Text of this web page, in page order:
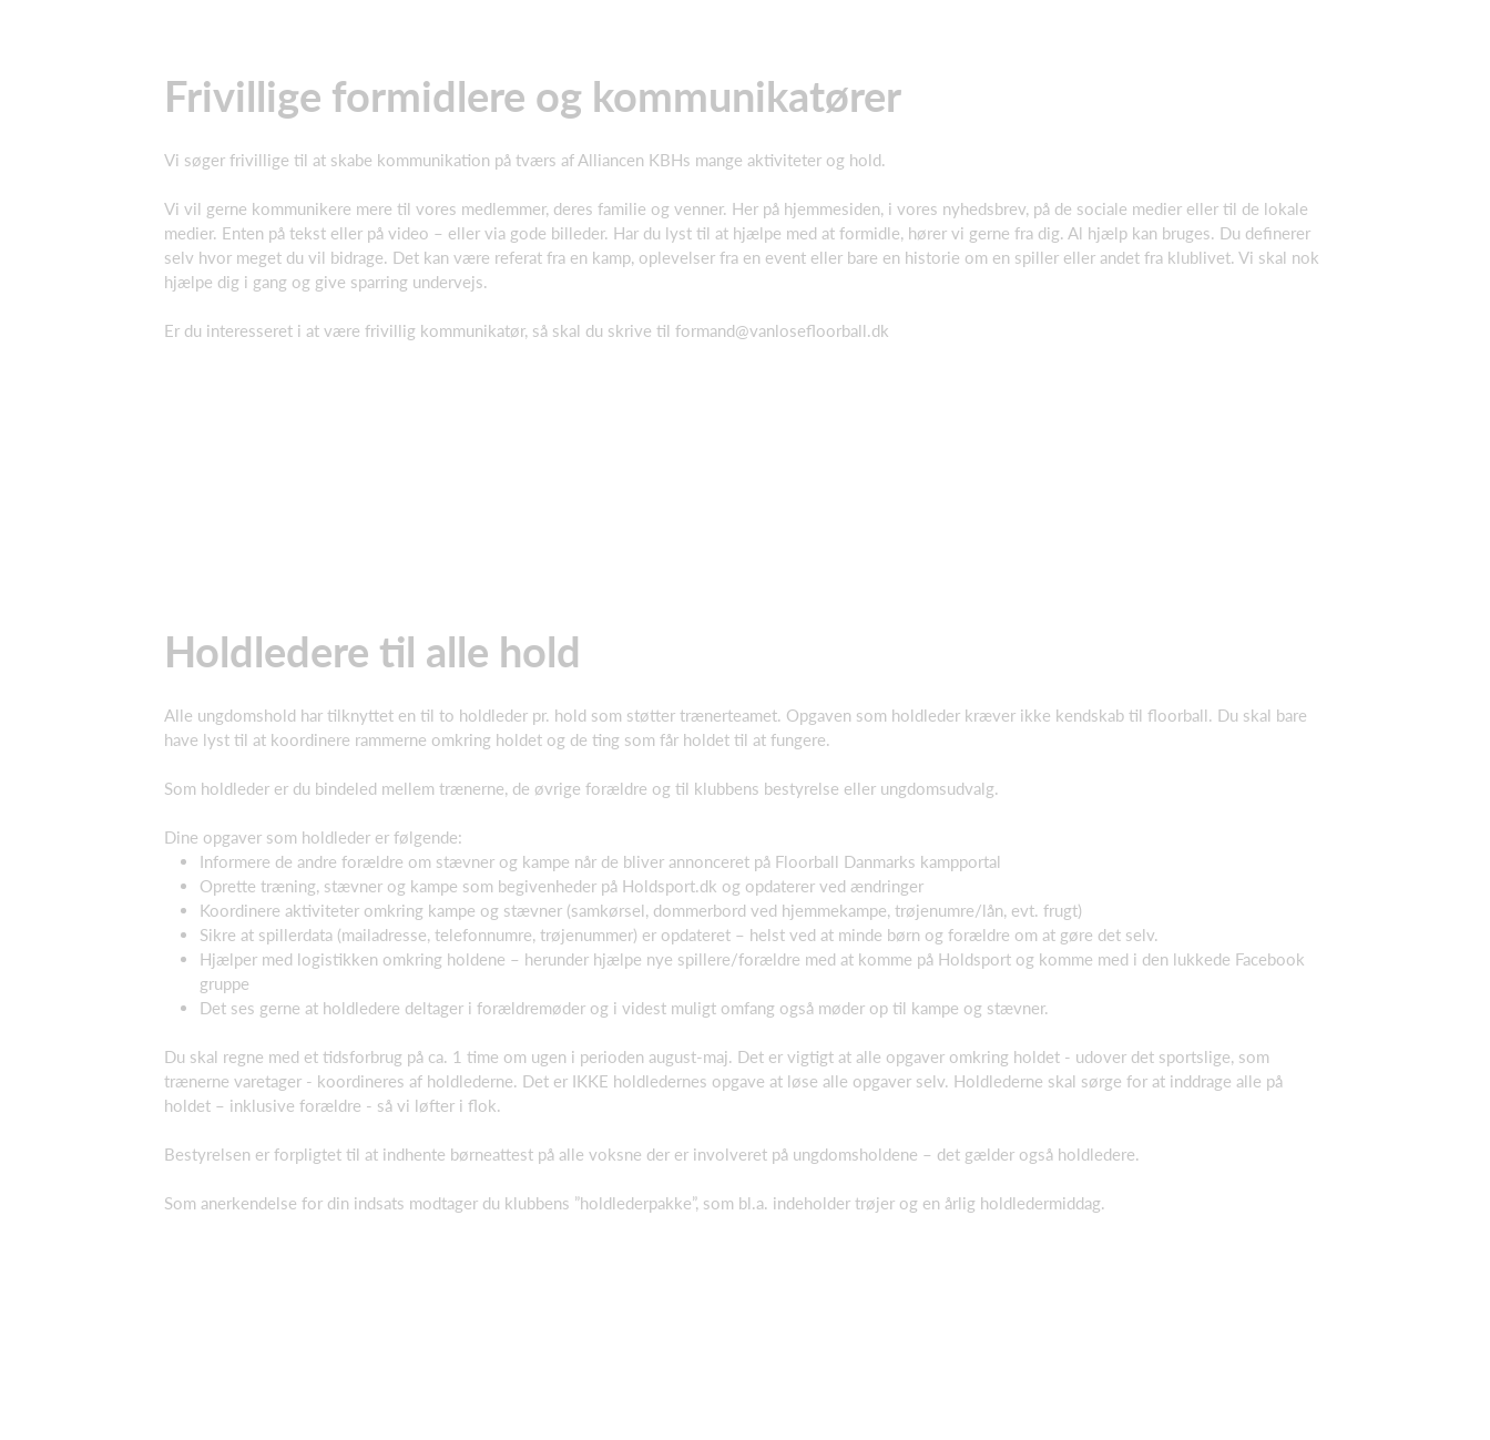
Frivillige formidlere og kommunikatører
Vi søger frivillige til at skabe kommunikation på tværs af Alliancen KBHs mange aktiviteter og hold.
Vi vil gerne kommunikere mere til vores medlemmer, deres familie og venner. Her på hjemmesiden, i vores nyhedsbrev, på de sociale medier eller til de lokale
medier. Enten på tekst eller på video – eller via gode billeder. Har du lyst til at hjælpe med at formidle, hører vi gerne fra dig. Al hjælp kan bruges. Du definerer
selv hvor meget du vil bidrage. Det kan være referat fra en kamp, oplevelser fra en event eller bare en historie om en spiller eller andet fra klublivet. Vi skal nok
hjælpe dig i gang og give sparring undervejs.
Er du interesseret i at være frivillig kommunikatør, så skal du skrive til formand@vanlosefloorball.dk
Holdledere til alle hold
Alle ungdomshold har tilknyttet en til to holdleder pr. hold som støtter trænerteamet. Opgaven som holdleder kræver ikke kendskab til floorball. Du skal bare
have lyst til at koordinere rammerne omkring holdet og de ting som får holdet til at fungere.
Som holdleder er du bindeled mellem trænerne, de øvrige forældre og til klubbens bestyrelse eller ungdomsudvalg.
Dine opgaver som holdleder er følgende:
Informere de andre forældre om stævner og kampe når de bliver annonceret på Floorball Danmarks kampportal
Oprette træning, stævner og kampe som begivenheder på Holdsport.dk og opdaterer ved ændringer
Koordinere aktiviteter omkring kampe og stævner (samkørsel, dommerbord ved hjemmekampe, trøjenumre/lån, evt. frugt)
Sikre at spillerdata (mailadresse, telefonnumre, trøjenummer) er opdateret – helst ved at minde børn og forældre om at gøre det selv.
Hjælper med logistikken omkring holdene – herunder hjælpe nye spillere/forældre med at komme på Holdsport og komme med i den lukkede Facebook
gruppe
Det ses gerne at holdledere deltager i forældremøder og i videst muligt omfang også møder op til kampe og stævner.
Du skal regne med et tidsforbrug på ca. 1 time om ugen i perioden august-maj. Det er vigtigt at alle opgaver omkring holdet - udover det sportslige, som
trænerne varetager - koordineres af holdlederne. Det er IKKE holdledernes opgave at løse alle opgaver selv. Holdlederne skal sørge for at inddrage alle på
holdet – inklusive forældre - så vi løfter i flok.
Bestyrelsen er forpligtet til at indhente børneattest på alle voksne der er involveret på ungdomsholdene – det gælder også holdledere.
Som anerkendelse for din indsats modtager du klubbens ”holdlederpakke”, som bl.a. indeholder trøjer og en årlig holdledermiddag.